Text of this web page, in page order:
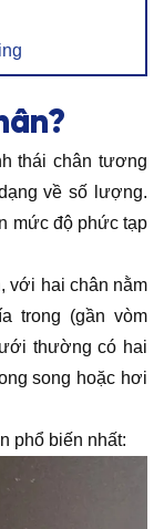
thái chân tương
về số lượng.
mức độ phức tạp
với hai chân nằm
trong (gần vòm
thường có hai
song hoặc hơi
phổ biến nhất: